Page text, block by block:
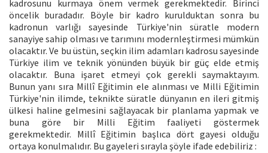
kadrosunu kurmaya önem vermek gerekmektedir. Birinci
öncelik buradadır. Böyle bir kadro kurulduktan sonra bu
kadronun varlığı sayesinde Türkiye'nin süratle modern
sanayiye sahip olması ve tarımını modernleştirmesi mümkün
olacaktır. Ve bu üstün, seçkin ilim adamları kadrosu sayesinde
Türkiye ilim ve teknik yönünden büyük bir güç elde etmiş
olacaktır. Buna işaret etmeyi çok gerekli saymaktayım.
Bunun yanı sıra Millî Eğitimin ele alınması ve Milli Eğitimin
Türkiye'nin ilimde, teknikte süratle dünyanın en ileri gitmiş
ülkesi haline gelmesini sağlayacak bir planlama yapmak ve
buna göre bir Milli Eğitim faaliyeti göstermek
gerekmektedir. Millî Eğitimin başlıca dört gayesi olduğu
ortaya konulmalıdır. Bu gayeleri sırayla şöyle ifade edebiliriz :